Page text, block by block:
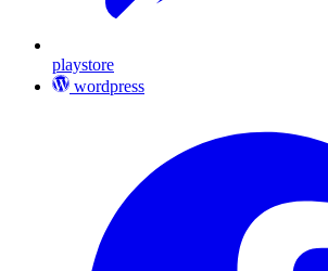
playstore
wordpress